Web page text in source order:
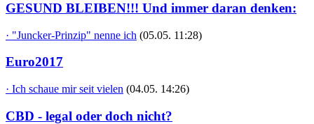
GESUND BLEIBEN!!! Und immer daran denken:
· "Juncker-Prinzip" nenne ich (05.05. 11:28)
Euro2017
· Ich schaue mir seit vielen (04.05. 14:26)
CBD - legal oder doch nicht?